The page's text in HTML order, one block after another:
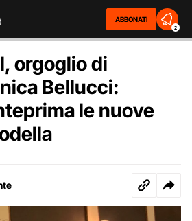
ABBONATI
2
orgoglio di
Bellucci:
le nuove